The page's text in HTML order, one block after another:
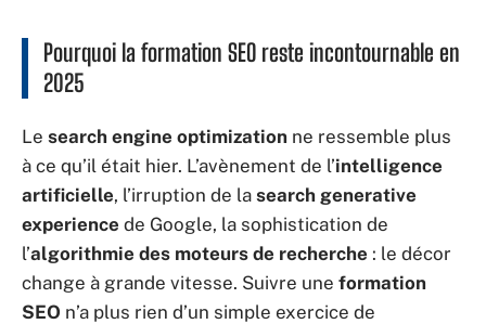
Pourquoi la formation SEO reste incontournable en
2025
Le search engine optimization ne ressemble plus
à ce qu’il était hier. L’avènement de l’intelligence
artificielle, l’irruption de la search generative
experience de Google, la sophistication de
l’algorithmie des moteurs de recherche : le décor
change à grande vitesse. Suivre une formation
SEO n’a plus rien d’un simple exercice de